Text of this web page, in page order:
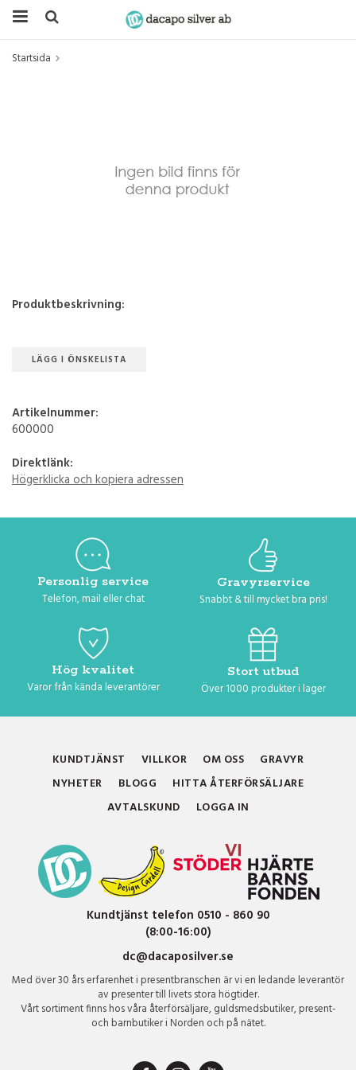
Startsida
Produktbeskrivning:
LÄGG I ÖNSKELISTA
Artikelnummer:
600000
Direktlänk:
Högerklicka och kopiera adressen
Personlig service
Telefon, mail eller chat
Gravyrservice
Snabbt & till mycket bra pris!
Hög kvalitet
Varor från kända leverantörer
Stort utbud
Över 1000 produkter i lager
KUNDTJÄNST VILLKOR OM OSS
GRAVYR
NYHETER
BLOGG
HITTA ÅTERFÖRSÄLJARE
AVTALSKUND
LOGGA IN
Kundtjänst telefon 0510 - 860 90
(8:00-16:00)
dc@dacaposilver.se
Med över 30 års erfarenhet i presentbranschen är vi en ledande leverantör
av presenter till livets stora högtider.
Vårt sortiment finns hos våra återförsäljare, guldsmedsbutiker, present-
och barnbutiker i Norden och på nätet.